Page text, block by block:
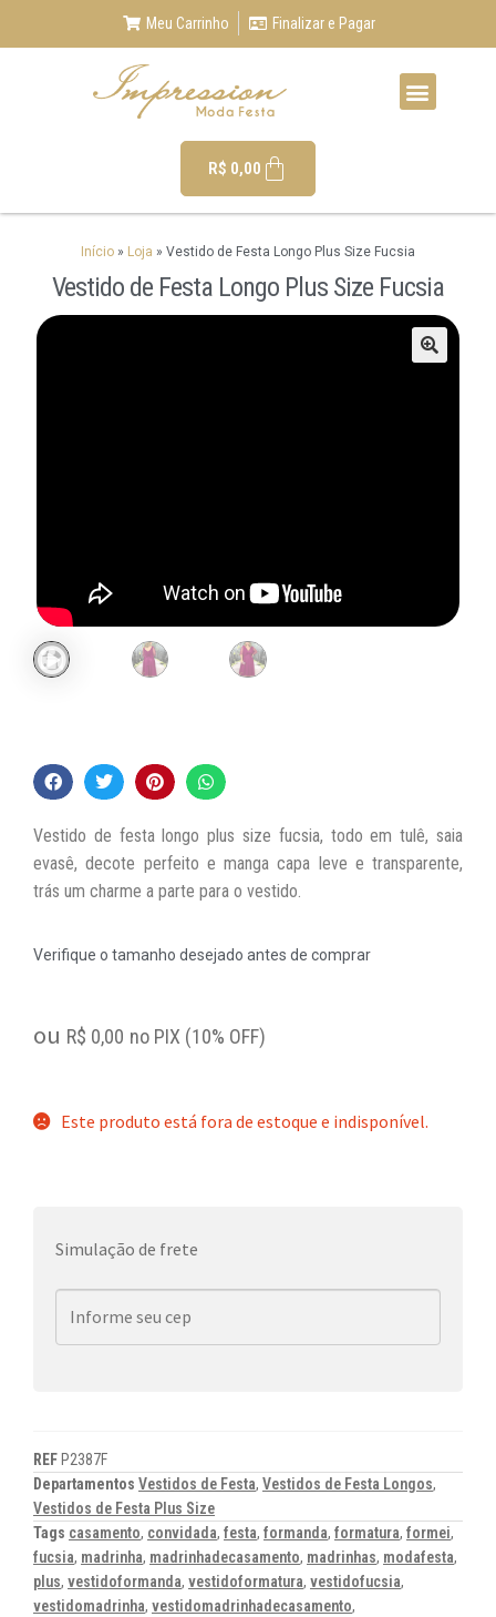
Meu Carrinho Finalizar e Pagar
R$ 0,00
Início » Loja » Vestido de Festa Longo Plus Size Fucsia
Vestido de Festa Longo Plus Size Fucsia
Vestido de festa longo plus size fucsia, todo em tulê, saia
evasê, decote perfeito e manga capa leve e transparente,
trás um charme a parte para o vestido.
Verifique o tamanho desejado antes de comprar
ou R$ 0,00 no PIX (10% OFF)
Este produto está fora de estoque e indisponível.
Simulação de frete
REF P2387F
Departamentos Vestidos de Festa, Vestidos de Festa Longos,
Vestidos de Festa Plus Size
Tags casamento, convidada, festa, formanda, formatura, formei,
fucsia, madrinha, madrinhadecasamento, madrinhas, modafesta,
plus, vestidoformanda, vestidoformatura, vestidofucsia,
vestidomadrinha, vestidomadrinhadecasamento,